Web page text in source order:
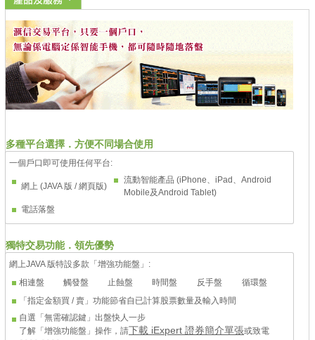
多種平台選擇．方便不同場合使用
一個戶口即可使用任何平台:
網上 (JAVA 版 / 網頁版)
流動智能產品 (iPhone、iPad、Android
Mobile及Android Tablet)
電話落盤
獨特交易功能．領先優勢
網上JAVA 版特設多款「增強功能盤」:
相連盤
觸發盤 止蝕盤 時間盤 反手盤
循環盤
「指定金額買 / 賣」功能節省自已計算股票數量及輸入時間
自選「無需確認鍵」出盤快人一步
了解「增強功能盤」操作，請下載 iExpert 證券簡介單張或致電